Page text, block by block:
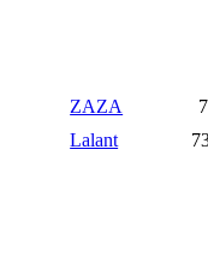
ZAZA
Lalant